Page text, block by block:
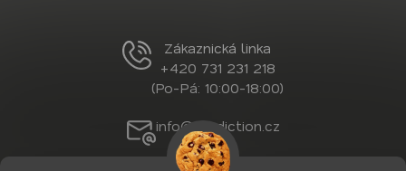
Zákaznická linka
+420 731 231 218
(Po-Pá: 10:00-18:00)
info@nordiction.cz